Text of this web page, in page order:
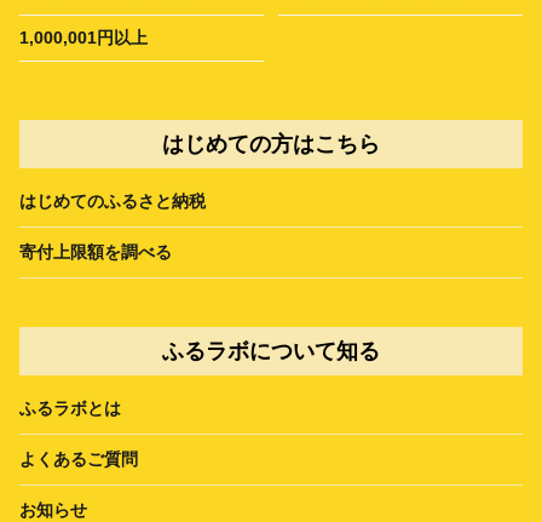
1,000,001円以上
はじめての方はこちら
はじめてのふるさと納税
寄付上限額を調べる
ふるラボについて知る
ふるラボとは
よくあるご質問
お知らせ